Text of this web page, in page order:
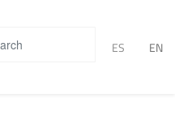
ES EN